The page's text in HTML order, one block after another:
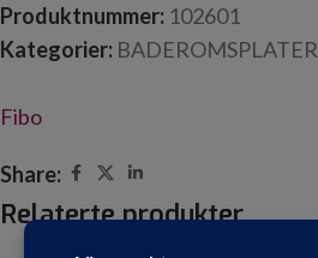
Produktnummer: 102601
Kategorier: BADEROMSPLATER
Fibo
Share:
Relaterte produkter